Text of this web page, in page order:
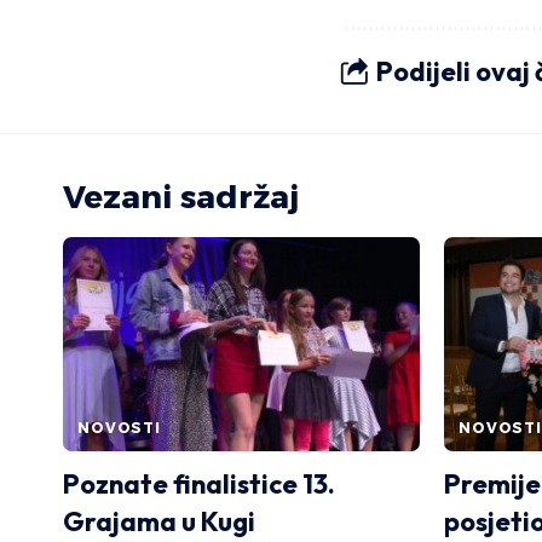
Podijeli ovaj
Vezani sadržaj
NOVOSTI
Poznate finalistice 13.
Grajama u Kugi
NOVOSTI